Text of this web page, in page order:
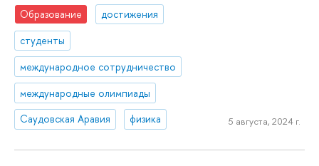
Образование
достижения
студенты
международное сотрудничество
международные олимпиады
Саудовская Аравия
физика 5 августа, 2024 г.